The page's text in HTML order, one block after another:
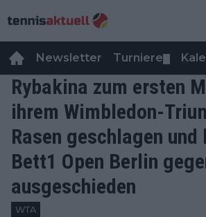
Newsletter Turniere
Rybakina zum ersten
ihrem Wimbledon-
Rasen geschlagen und
Bett1 Open Berlin
ausgeschieden
WTA